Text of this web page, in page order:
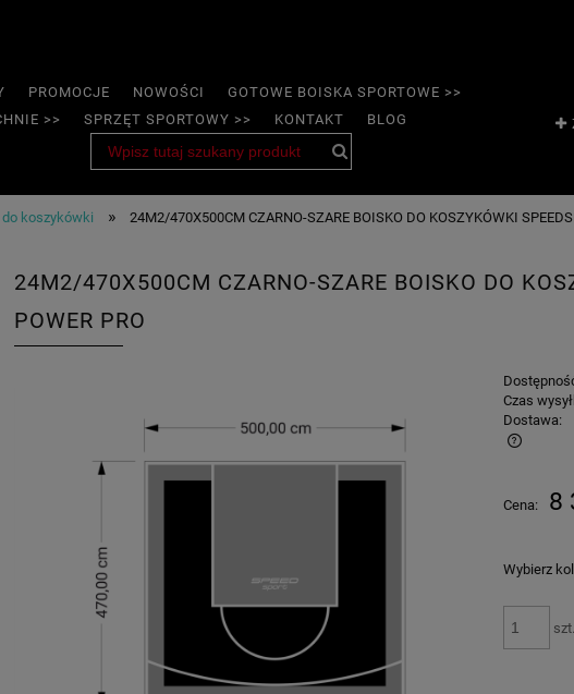
PROMOCJE NOWOŚCI
GOTOWE BOISKA SPORTOWE >>
>>
SPRZĘT SPORTOWY >> KONTAKT BLOG
koszykówki » 24M2/470X500CM CZARNO-SZARE BOISKO DO KOSZYKÓWKI
24M2/470X500CM CZARNO-SZARE BOISKO DO
POWER PRO
Czas
Dostawa:
Cena: 8
Wybierz
szt.